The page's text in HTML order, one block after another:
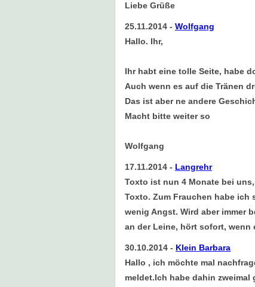
Liebe Grüße
25.11.2014 - Wolfgang
Hallo. Ihr,
Ihr habt eine tolle Seite, habe
Auch wenn es auf die Tränen
Das ist aber ne andere
Macht bitte weiter so
Wolfgang
17.11.2014 - Langrehr
Toxto ist nun 4 Monate bei
Toxto. Zum Frauchen habe ich
wenig Angst. Wird aber immer
an der Leine, hört sofort,
30.10.2014 - Klein Barbara
Hallo , ich möchte mal
meldet.Ich habe dahin